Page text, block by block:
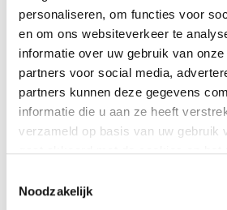
personaliseren, om functies voor
en om ons websiteverkeer te
informatie over uw gebruik van
partners voor social media,
partners kunnen deze gegevens
informatie die u aan ze heeft
verzameld op basis van uw gebruik
Noodzakelijk
Bekijk meer